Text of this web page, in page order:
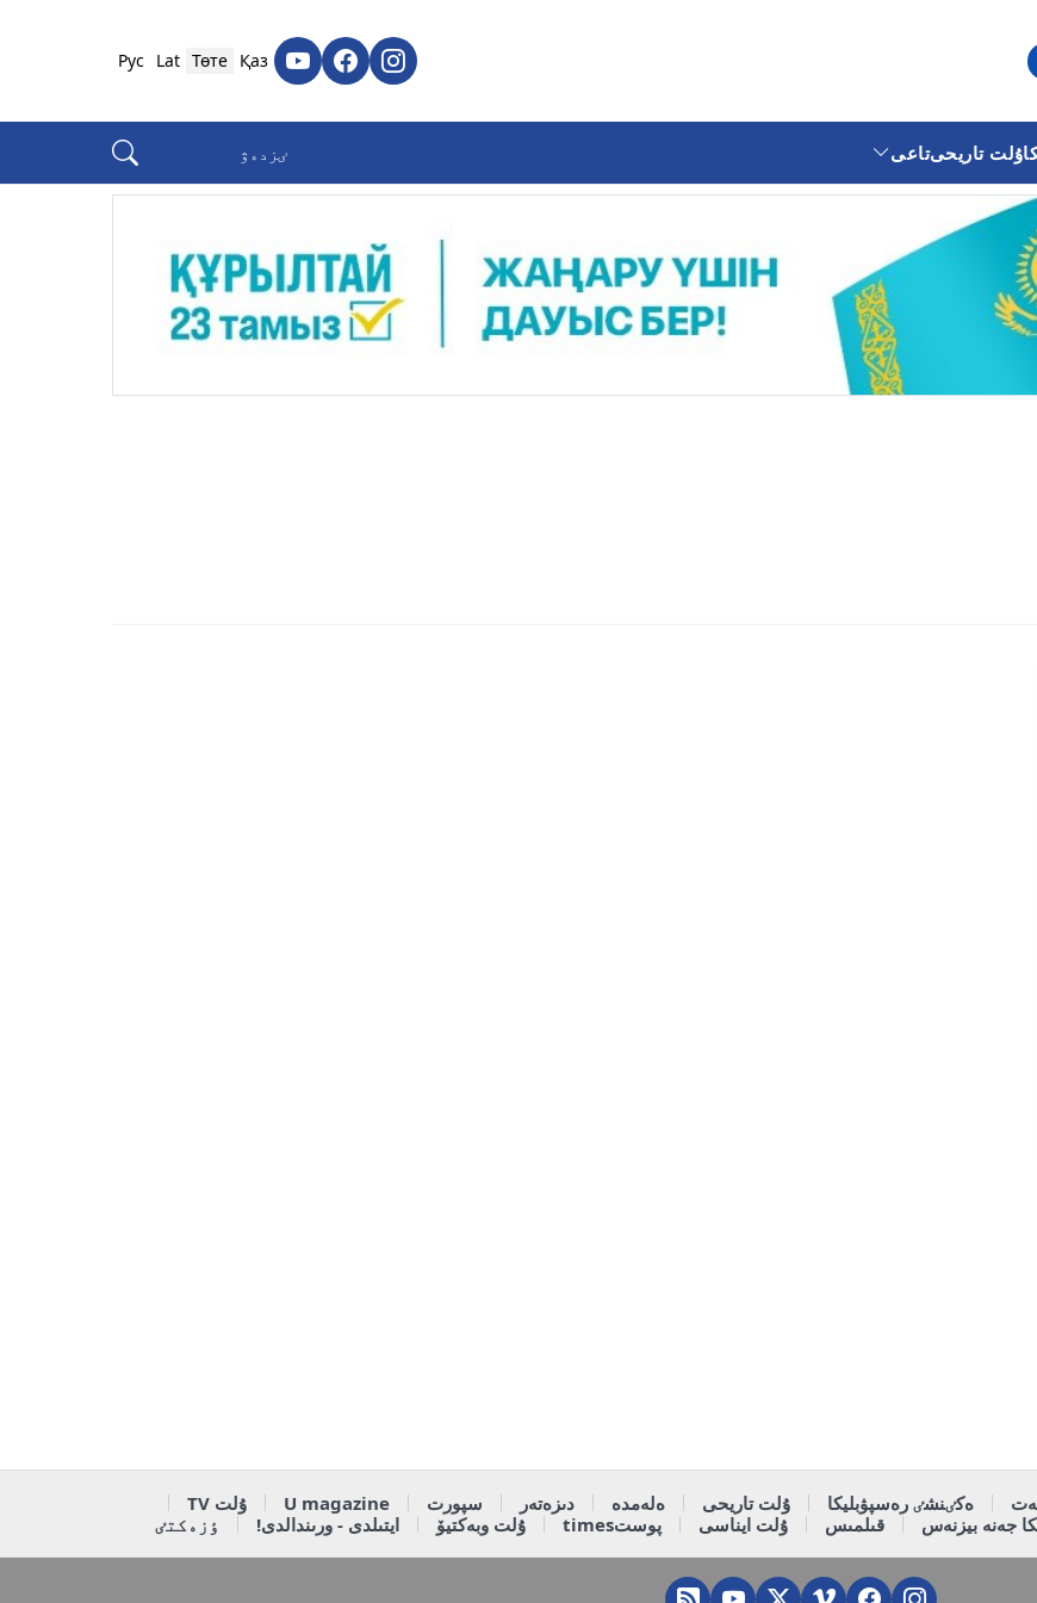
Қаз
Төте
Lat
Рус
ۇلت تاريحىتاعى
ەكٸنشٸ رەسپۋبليكا ۇلت تاريحى ەلەمدە دىزەتەر سپورت U magazine
ۇلت TV
جەنە بيزنەس قىلمىس ۇلت ايناسى پوستtimes ۇلت وبەكتيۆ ايتىلدى - ورىندالدى! ٶزەكتٸ